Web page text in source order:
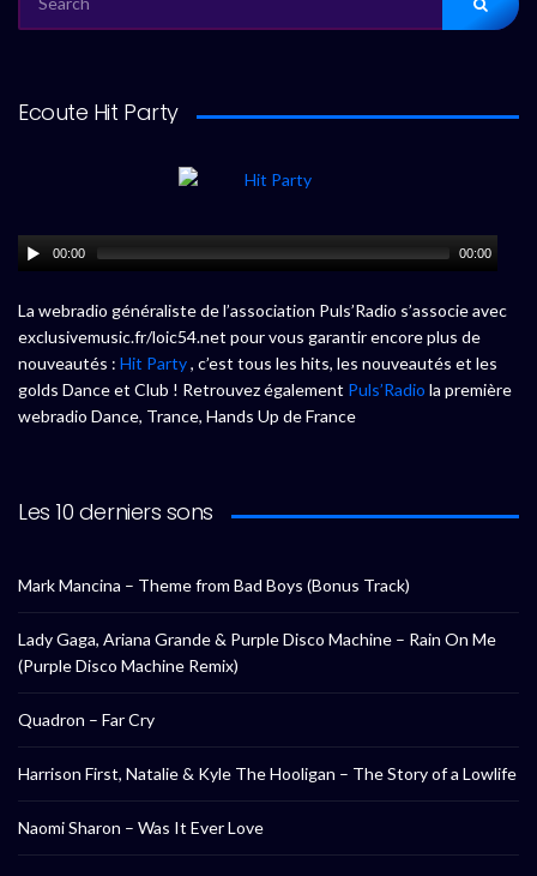
FOR:
Ecoute Hit Party
00:00 00:00
La webradio généraliste de l’association Puls’Radio s’associe avec
exclusivemusic.fr/loic54.net pour vous garantir encore plus de
nouveautés : Hit Party, c’est tous les hits, les nouveautés et les
golds Dance et Club ! Retrouvez également Puls’Radio la première
webradio Dance, Trance, Hands Up de France
Les 10 derniers sons
Mark Mancina – Theme from Bad Boys (Bonus Track)
Lady Gaga, Ariana Grande & Purple Disco Machine – Rain On Me
(Purple Disco Machine Remix)
Quadron – Far Cry
Harrison First, Natalie & Kyle The Hooligan – The Story of a Lowlife
Naomi Sharon – Was It Ever Love